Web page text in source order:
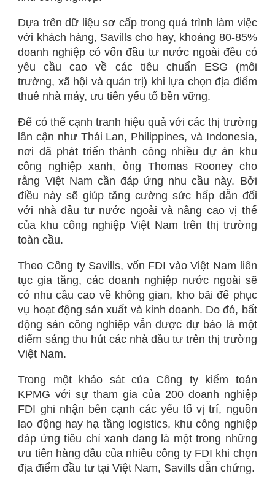
Dựa trên dữ liệu sơ cấp trong quá trình làm việc
với khách hàng, Savills cho hay, khoảng 80-85%
doanh nghiệp có vốn đầu tư nước ngoài đều có
yêu cầu cao về các tiêu chuẩn ESG (môi
trường, xã hội và quản trị) khi lựa chọn địa điểm
thuê nhà máy, ưu tiên yếu tố bền vững.
Để có thể cạnh tranh hiệu quả với các thị trường
lân cận như Thái Lan, Philippines, và Indonesia,
nơi đã phát triển thành công nhiều dự án khu
công nghiệp xanh, ông Thomas Rooney cho
rằng Việt Nam cần đáp ứng nhu cầu này. Bởi
điều này sẽ giúp tăng cường sức hấp dẫn đối
với nhà đầu tư nước ngoài và nâng cao vị thế
của khu công nghiệp Việt Nam trên thị trường
toàn cầu.
Theo Công ty Savills, vốn FDI vào Việt Nam liên
tục gia tăng, các doanh nghiệp nước ngoài sẽ
có nhu cầu cao về không gian, kho bãi để phục
vụ hoạt động sản xuất và kinh doanh. Do đó, bất
động sản công nghiệp vẫn được dự báo là một
điểm sáng thu hút các nhà đầu tư trên thị trường
Việt Nam.
Trong một khảo sát của Công ty kiểm toán
KPMG với sự tham gia của 200 doanh nghiệp
FDI ghi nhận bên cạnh các yếu tố vị trí, nguồn
lao động hay hạ tầng logistics, khu công nghiệp
đáp ứng tiêu chí xanh đang là một trong những
ưu tiên hàng đầu của nhiều công ty FDI khi chọn
địa điểm đầu tư tại Việt Nam, Savills dẫn chứng.